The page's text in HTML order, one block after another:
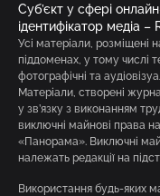
Суб’єкт у сфері
ідентифікатор медіа –
Усі матеріали, розміщені
піддоменах, у тому числі
фотографічні та
Матеріали, створені
у зв’язку з виконанням
виключні майнові права
«Панорама». Виключні
належать редакції на
Використання будь-яких